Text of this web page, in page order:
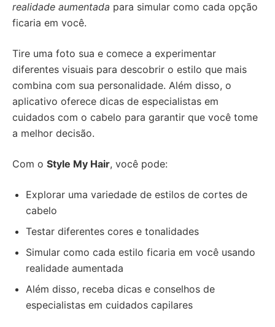
realidade aumentada para simular como cada opção
ficaria em você.
Tire uma foto sua e comece a experimentar
diferentes visuais para descobrir o estilo que mais
combina com sua personalidade. Além disso, o
aplicativo oferece dicas de especialistas em
cuidados com o cabelo para garantir que você tome
a melhor decisão.
Com o Style My Hair, você pode:
Explorar uma variedade de estilos de cortes de
cabelo
Testar diferentes cores e tonalidades
Simular como cada estilo ficaria em você usando
realidade aumentada
Além disso, receba dicas e conselhos de
especialistas em cuidados capilares